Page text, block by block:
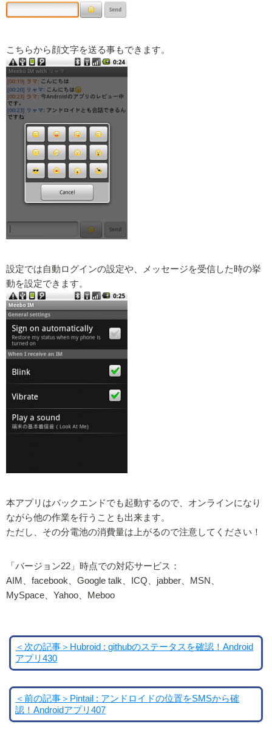
こちらから顔文字を送る事もできます。
設定では自動ログインの設定や、メッセージを受信した時の挙
動を設定できます。
本アプリはバックエンドでも起動するので、オンラインになり
ながら他の作業を行うことも出来ます。
ただし、その分電池の消費量は上がるので注意してください！
「バージョン22」時点での対応サービス：
AIM、facebook、Google talk、ICQ、jabber、MSN、
MySpace、Yahoo、Meboo
＜次の記事＞Hubroid : githubのステータスを確認！Android
アプリ430
＜前の記事＞Pintail : アンドロイドの位置をSMSから確
認！Androidアプリ407